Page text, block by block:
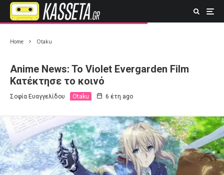
Home Otaku
Anime News: To Violet Evergarden Film
Κατέκτησε το κοινό
Σοφία Ευαγγελίδου Otaku 6 έτη ago